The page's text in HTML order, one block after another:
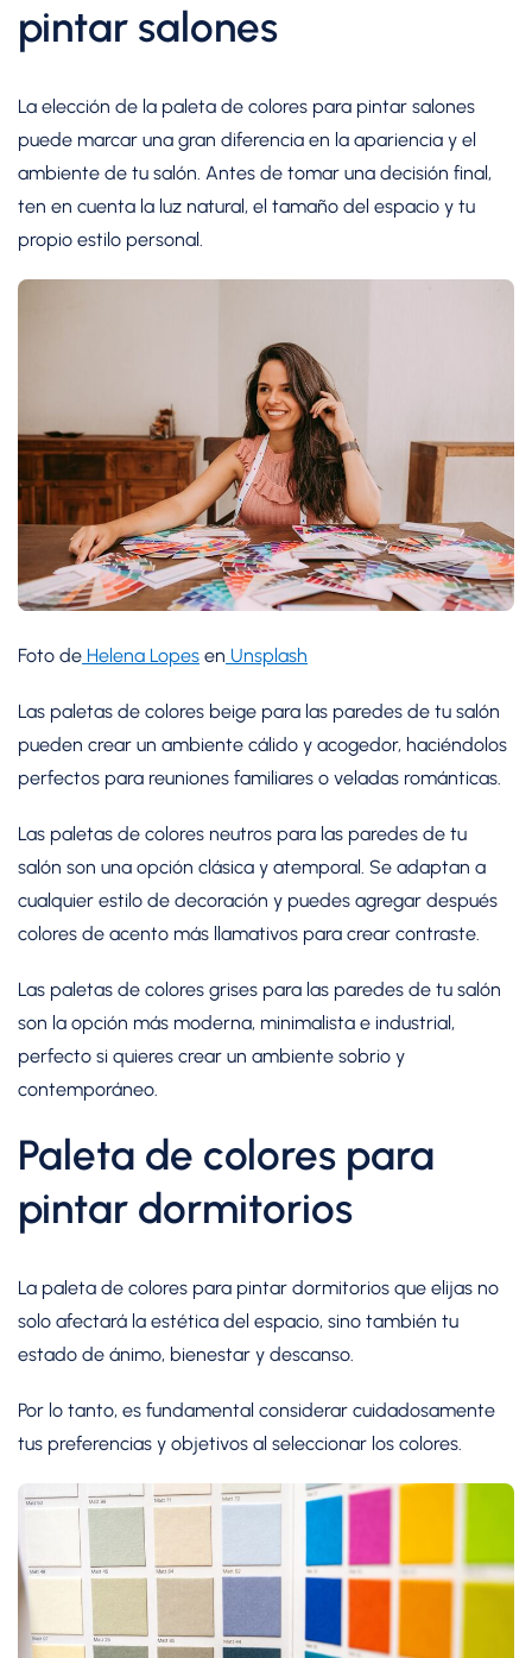
pintar salones
La elección de la paleta de colores para pintar salones
puede marcar una gran diferencia en la apariencia y el
ambiente de tu salón. Antes de tomar una decisión final,
ten en cuenta la luz natural, el tamaño del espacio y tu
propio estilo personal.
Foto de Helena Lopes en Unsplash
Las paletas de colores beige para las paredes de tu salón
pueden crear un ambiente cálido y acogedor, haciéndolos
perfectos para reuniones familiares o veladas románticas.
Las paletas de colores neutros para las paredes de tu
salón son una opción clásica y atemporal. Se adaptan a
cualquier estilo de decoración y puedes agregar después
colores de acento más llamativos para crear contraste.
Las paletas de colores grises para las paredes de tu salón
son la opción más moderna, minimalista e industrial,
perfecto si quieres crear un ambiente sobrio y
contemporáneo.
Paleta de colores para
pintar dormitorios
La paleta de colores para pintar dormitorios que elijas no
solo afectará la estética del espacio, sino también tu
estado de ánimo, bienestar y descanso.
Por lo tanto, es fundamental considerar cuidadosamente
tus preferencias y objetivos al seleccionar los colores.